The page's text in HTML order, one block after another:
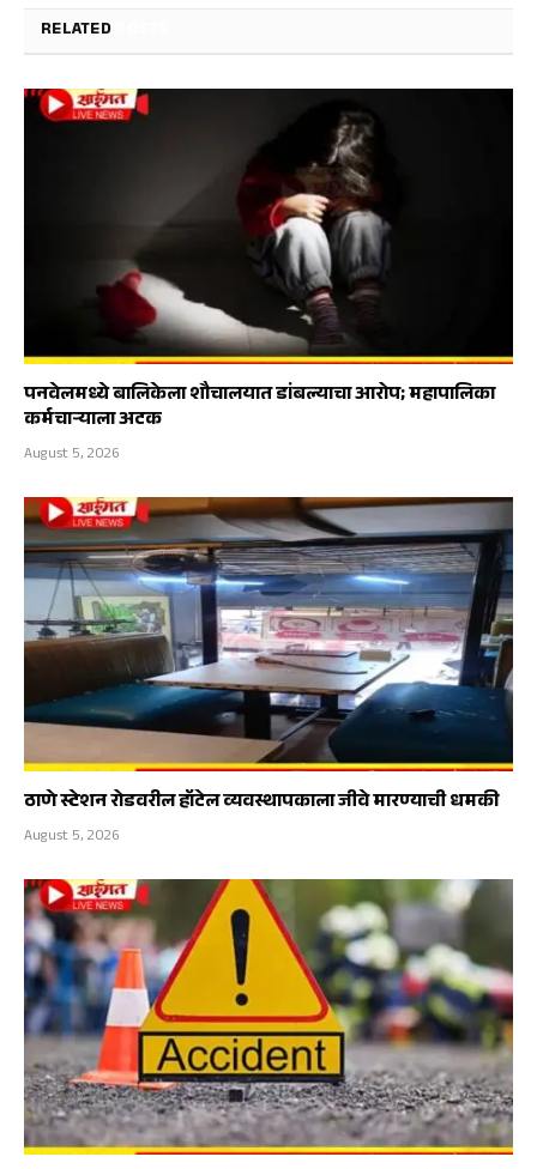
RELATED
पनवेलमध्ये बालिकेला शौचालयात डांबल्याचा आरोप; महापालिका
कर्मचाऱ्याला अटक
August 5, 2026
ठाणे स्टेशन रोडवरील हॉटेल व्यवस्थापकाला जीवे मारण्याची धमकी
August 5, 2026